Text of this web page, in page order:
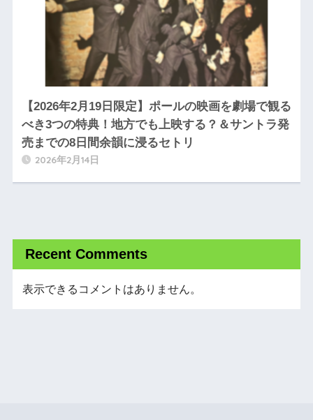
【2026年2月19日限定】ポールの映画を劇場で観る
べき3つの特典！地方でも上映する？＆サントラ発
売までの8日間余韻に浸るセトリ
2026年2月14日
Recent Comments
表示できるコメントはありません。